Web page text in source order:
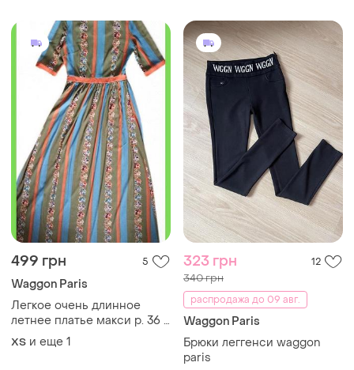
499 грн 5
Waggon Paris
Легкое очень длинное
летнее платье макси р. 36 s
waggon paris очаний
длинное летнее платье
ХS и еще 1
323 грн 12
340 грн
распродажа до 09 авг.
Waggon Paris
Брюки леггенси waggon
paris